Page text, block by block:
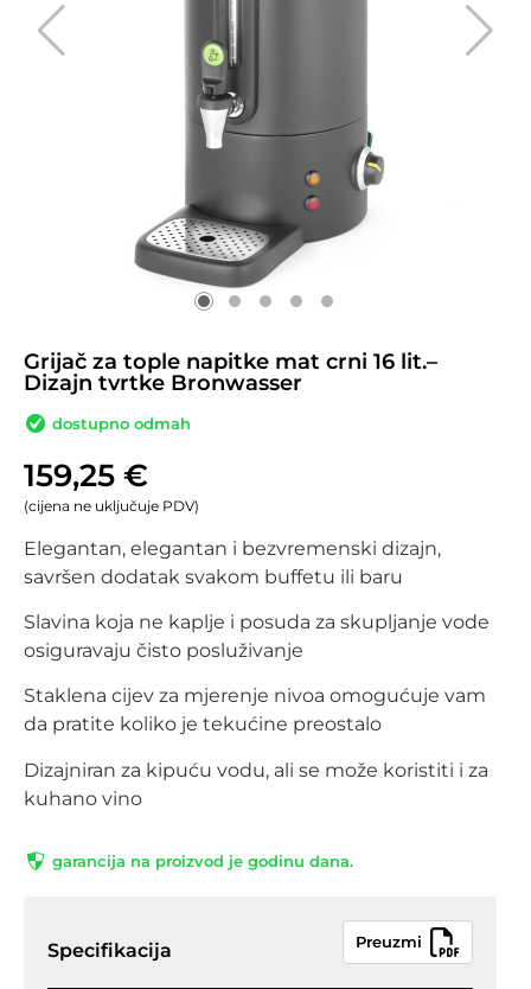
Grijač za tople napitke mat crni 16 lit.–
Dizajn tvrtke Bronwasser
dostupno odmah
159,25 €
(cijena ne uključuje PDV)
Elegantan, elegantan i bezvremenski dizajn,
savršen dodatak svakom buffetu ili baru
Slavina koja ne kaplje i posuda za skupljanje vode
osiguravaju čisto posluživanje
Staklena cijev za mjerenje nivoa omogućuje vam
da pratite koliko je tekućine preostalo
Dizajniran za kipuću vodu, ali se može koristiti i za
kuhano vino
garancija na proizvod je godinu dana.
Specifikacija Preuzmi